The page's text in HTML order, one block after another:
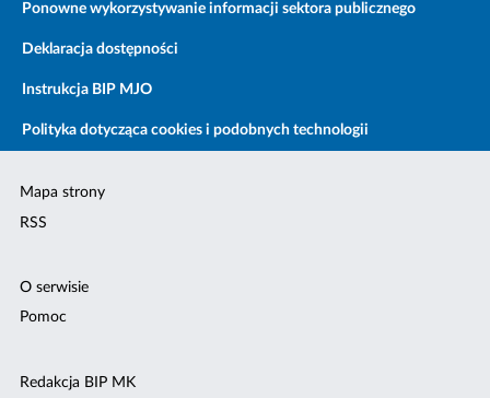
Ponowne wykorzystywanie informacji sektora publicznego
Deklaracja dostępności
Instrukcja BIP MJO
Polityka dotycząca cookies i podobnych technologii
Mapa strony
RSS
O serwisie
Pomoc
Redakcja BIP MK